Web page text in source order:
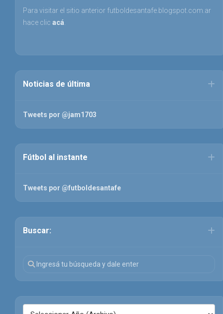
Para visitar el sitio anterior futboldesantafe.blogspot.com.ar
hace clic acá
Noticias de última
Tweets por @jam1703
Fútbol al instante
Tweets por @futboldesantafe
Buscar: